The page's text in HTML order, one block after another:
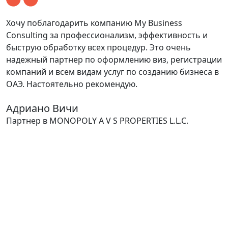
Хочу поблагодарить компанию My Business
Consulting за профессионализм, эффективность и
быструю обработку всех процедур. Это очень
надежный партнер по оформлению виз, регистрации
компаний и всем видам услуг по созданию бизнеса в
ОАЭ. Настоятельно рекомендую.
Адриано Вичи
Партнер в MONOPOLY A V S PROPERTIES L.L.C.